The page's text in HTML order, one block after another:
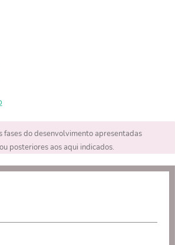
do desenvolvimento apresentadas
posteriores aos aqui indicados.